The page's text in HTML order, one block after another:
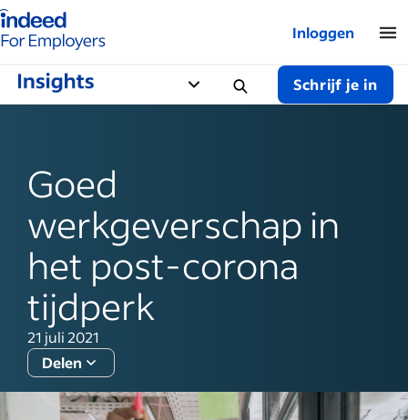
van Indeed - Voor werkgevers
Inloggen
Schrijf je in
Goed
werkgeverschap in
het post-corona
tijdperk
21 juli 2021
Delen